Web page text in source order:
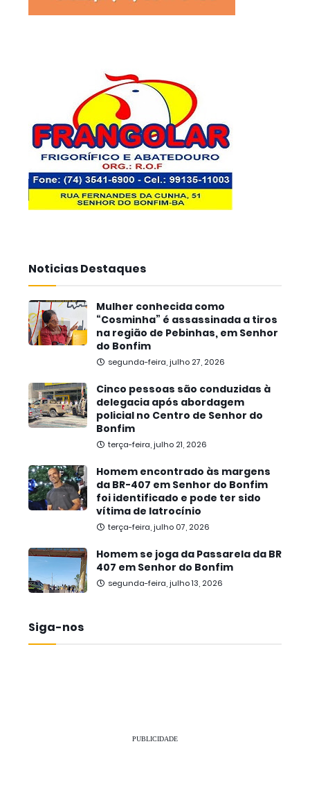
Noticias Destaques
Mulher conhecida como
“Cosminha” é assassinada a tiros
na região de Pebinhas, em Senhor
do Bonfim
segunda-feira, julho 27, 2026
Cinco pessoas são conduzidas à
delegacia após abordagem
policial no Centro de Senhor do
Bonfim
terça-feira, julho 21, 2026
Homem encontrado às margens
da BR-407 em Senhor do Bonfim
foi identificado e pode ter sido
vítima de latrocínio
terça-feira, julho 07, 2026
Homem se joga da Passarela da BR
407 em Senhor do Bonfim
segunda-feira, julho 13, 2026
Siga-nos
PUBLICIDADE